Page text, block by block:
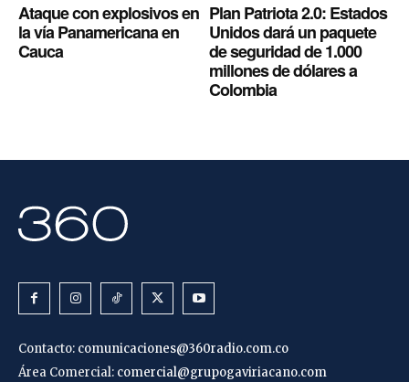
Ataque con explosivos en
la vía Panamericana en
Cauca
Plan Patriota 2.0: Estados
Unidos dará un paquete
de seguridad de 1.000
millones de dólares a
Colombia
Contacto: comunicaciones@360radio.com.co
Área Comercial: comercial@grupogaviriacano.com